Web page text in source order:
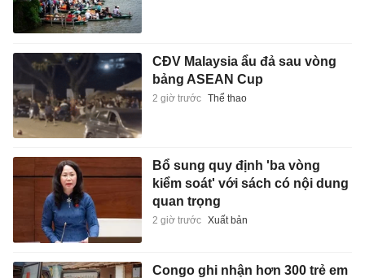
CĐV Malaysia ẩu đả sau vòng
bảng ASEAN Cup
2 giờ trước Thể thao
Bổ sung quy định 'ba vòng
kiểm soát' với sách có nội dung
quan trọng
2 giờ trước Xuất bản
Congo ghi nhận hơn 300 trẻ em